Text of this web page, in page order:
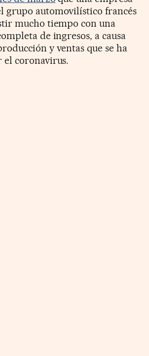
grupo automovilístico francés
mucho tiempo con una
de ingresos, a causa
y ventas que se ha
coronavirus.